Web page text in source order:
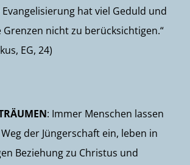
hat viel Geduld und
nicht zu berücksichtigen.“
EG, 24)
: Immer Menschen lassen
der Jüngerschaft ein, leben in
Beziehung zu Christus und